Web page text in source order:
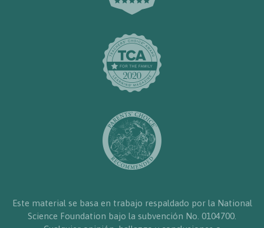
Este material se basa en trabajo respaldado por la National
Science Foundation bajo la subvención No. 0104700.